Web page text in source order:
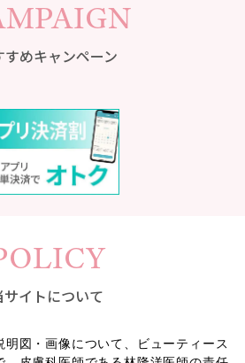
すめキャンペーン
サイトについて
図・画像について、ビューティース